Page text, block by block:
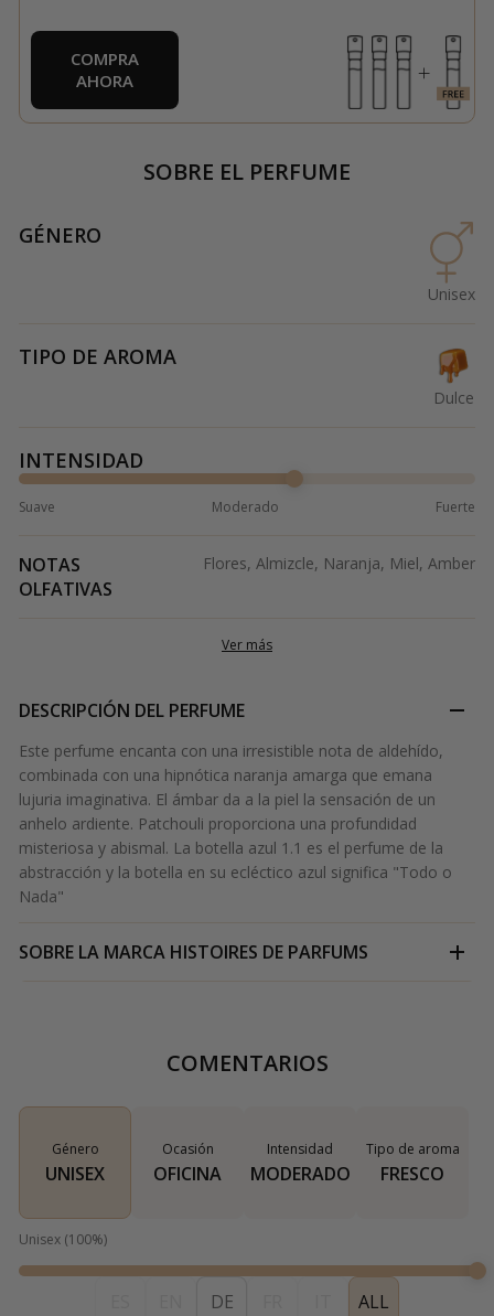
COMPRA
AHORA
SOBRE EL PERFUME
GÉNERO
Unisex
TIPO DE AROMA
Dulce
INTENSIDAD
Suave Moderado Fuerte
NOTAS
OLFATIVAS
Flores, Almizcle, Naranja, Miel, Amber
Ver más
DESCRIPCIÓN DEL PERFUME
Este perfume encanta con una irresistible nota de aldehído,
combinada con una hipnótica naranja amarga que emana
lujuria imaginativa. El ámbar da a la piel la sensación de un
anhelo ardiente. Patchouli proporciona una profundidad
misteriosa y abismal. La botella azul 1.1 es el perfume de la
abstracción y la botella en su ecléctico azul significa "Todo o
Nada"
SOBRE LA MARCA HISTOIRES DE PARFUMS
COMENTARIOS
Género
UNISEX
Ocasión
OFICINA
Intensidad
MODERADO
Tipo de aroma
FRESCO
Unisex (100%)
DE ALL